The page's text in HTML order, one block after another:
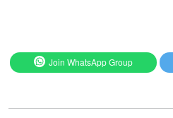
Join WhatsApp Group